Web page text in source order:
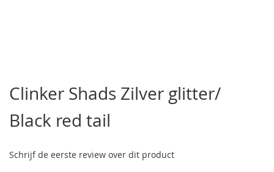
het
begin
van
de
gallerij
Clinker Shads Zilver glitter/
Black red tail
Schrijf de eerste review over dit product